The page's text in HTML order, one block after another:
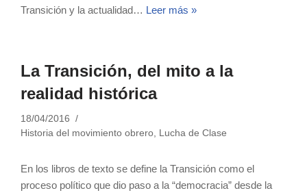
Transición y la actualidad… Leer más »
La Transición, del mito a la
realidad histórica
18/04/2016
Historia del movimiento obrero, Lucha de Clase
En los libros de texto se define la Transición como el
proceso político que dio paso a la “democracia” desde la